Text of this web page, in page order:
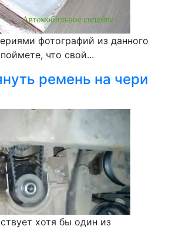
фотографий из данного
что свой...
ремень на чери
хотя бы один из